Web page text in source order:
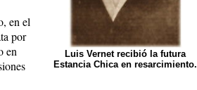
en el
por
en
Luis Vernet recibió la futura
Estancia Chica en resarcimiento.